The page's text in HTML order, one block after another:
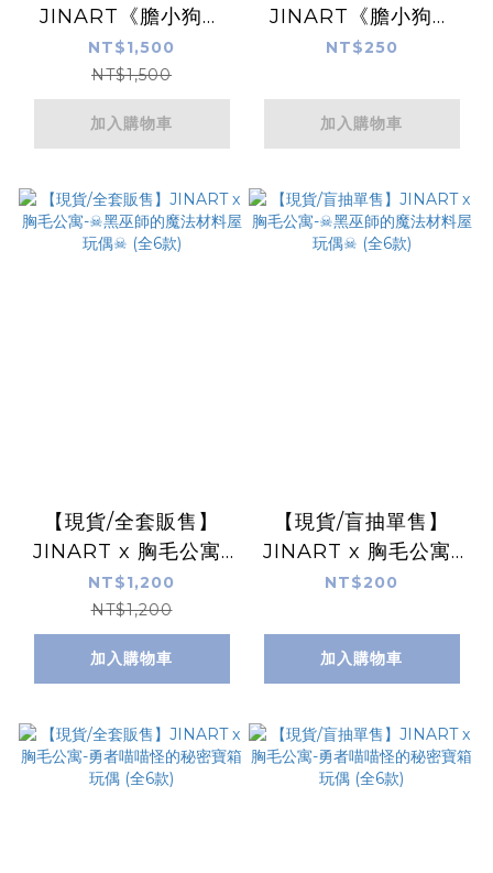
JINART《膽小狗英
雄》扁扁英雄娃娃🐶
(全套6款)
NT$1,500
NT$1,500
加入購物車
JINART《膽小狗英
雄》扁扁英雄娃娃🐶
NT$250
加入購物車
【現貨/全套販售】
JINART x 胸毛公寓-
☠黑巫師的魔法材料屋
玩偶☠ (全6款)
NT$1,200
NT$1,200
加入購物車
【現貨/盲抽單售】
JINART x 胸毛公寓-
☠黑巫師的魔法材料屋
NT$200
加入購物車